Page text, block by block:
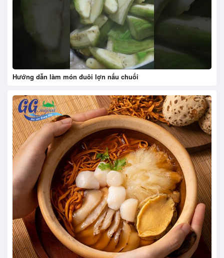
Hướng dẫn làm món đuôi lợn nấu chuối